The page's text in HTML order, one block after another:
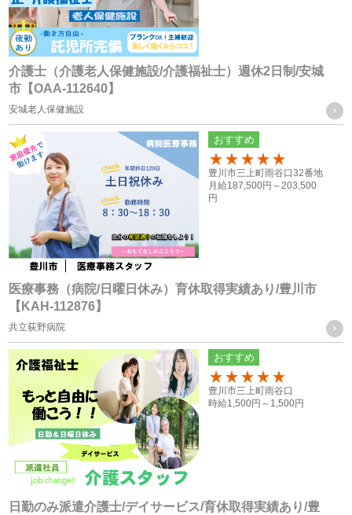
お取引様に関する個人情報
・当社グループ会社におけるサービスの提供、ご連絡、各種
打ち合わせのため
・各種お問合せ及びご要望事項への対応の為
共同利用する個人情報の取得方法
従業員や登録スタッフの方の個人情報
・入社時又は登録時にお預かりした履歴書や入社手続きに必
要なその他の書類、お問い合わせフォーム、メール、口頭
（電話等）、その他書面による取得
応募者の方への個人情報
・採用応募時に取得した履歴書、お問い合せフォーム、エン
トリーフォーム、口頭（電話等）による取得
・就職斡旋サイトや人材紹介会社からの通知による取得
お取引様の個人情報
・お問い合せフォーム、求人依頼フォーム、口頭（電話等）
またはFAXによる取得
個人情報の管理について責任を有する者の名称
・株式会社フォーテック
介護士（介護老人保健施設/介護福祉士）週休2日制/安城
市【OAA-112640】
安城老人保健施設
医療事務（病院/日曜日休み）育休取得実績あり/豊川市
【KAH-112876】
共立荻野病院
おすすめ
100
豊川市三上町雨谷口32番地
月給187,500円～ 203,500
円
日勤のみ派遣介護士/デイサービス/育休取得実績あり/豊
おすすめ
100
豊川市三上町雨谷口
時給1,500円～ 1,500円